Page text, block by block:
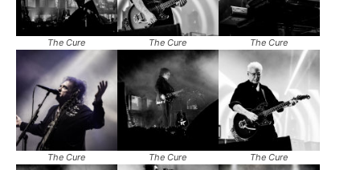
The Cure The Cure The Cure
The Cure The Cure The Cure